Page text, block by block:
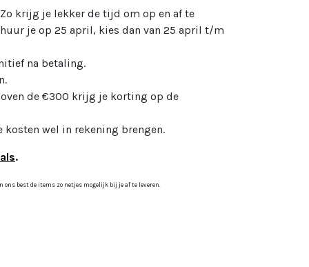
krijg je lekker de tijd om op en af te
je op 25 april, kies dan van 25 april t/m
na betaling.
de €300 krijg je korting op de
kosten wel in rekening brengen.
.
best de items zo netjes mogelijk bij je af te leveren.